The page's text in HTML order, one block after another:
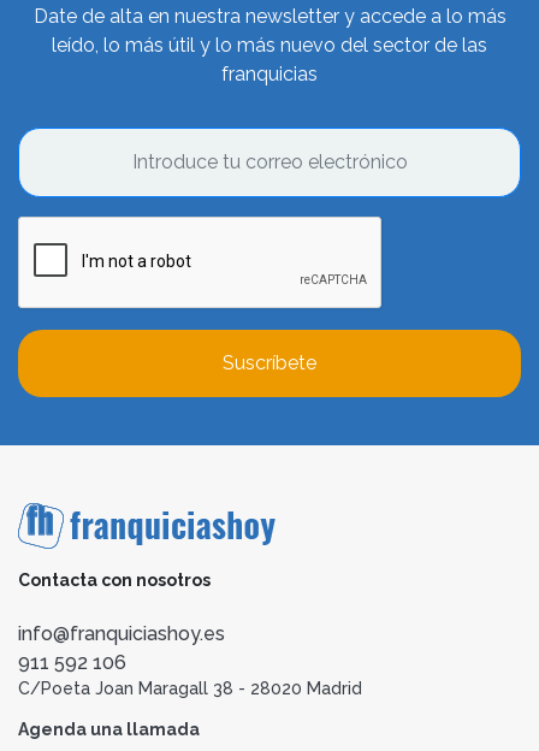
Date de alta en nuestra newsletter y accede a lo más
leído, lo más útil y lo más nuevo del sector de las
franquicias
Suscríbete
Contacta con nosotros
info@franquiciashoy.es
911 592 106
C/Poeta Joan Maragall 38 - 28020 Madrid
Agenda una llamada